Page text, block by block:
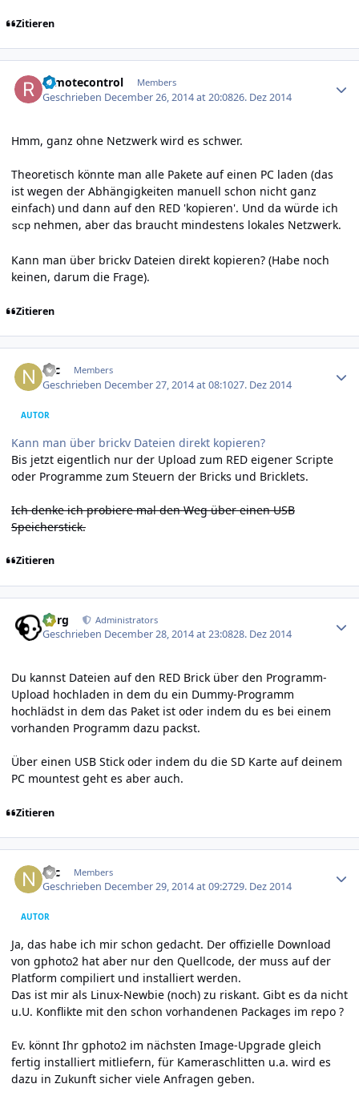
Zitieren
remotecontrol Members
Geschrieben December 26, 2014 at 20:0826. Dez 2014
Hmm, ganz ohne Netzwerk wird es schwer.
Theoretisch könnte man alle Pakete auf einen PC laden (das
ist wegen der Abhängigkeiten manuell schon nicht ganz
einfach) und dann auf den RED 'kopieren'. Und da würde ich
scp nehmen, aber das braucht mindestens lokales Netzwerk.
Kann man über brickv Dateien direkt kopieren? (Habe noch
keinen, darum die Frage).
Zitieren
Nic Members
Geschrieben December 27, 2014 at 08:1027. Dez 2014
AUTOR
Kann man über brickv Dateien direkt kopieren?
Bis jetzt eigentlich nur der Upload zum RED eigener Scripte
oder Programme zum Steuern der Bricks und Bricklets.
Ich denke ich probiere mal den Weg über einen USB
Speicherstick.
Zitieren
borg Administrators
Geschrieben December 28, 2014 at 23:0828. Dez 2014
Du kannst Dateien auf den RED Brick über den Programm-
Upload hochladen in dem du ein Dummy-Programm
hochlädst in dem das Paket ist oder indem du es bei einem
vorhanden Programm dazu packst.
Über einen USB Stick oder indem du die SD Karte auf deinem
PC mountest geht es aber auch.
Zitieren
Nic Members
Geschrieben December 29, 2014 at 09:2729. Dez 2014
AUTOR
Ja, das habe ich mir schon gedacht. Der offizielle Download
von gphoto2 hat aber nur den Quellcode, der muss auf der
Platform compiliert und installiert werden.
Das ist mir als Linux-Newbie (noch) zu riskant. Gibt es da nicht
u.U. Konflikte mit den schon vorhandenen Packages im repo ?
Ev. könnt Ihr gphoto2 im nächsten Image-Upgrade gleich
fertig installiert mitliefern, für Kameraschlitten u.a. wird es
dazu in Zukunft sicher viele Anfragen geben.